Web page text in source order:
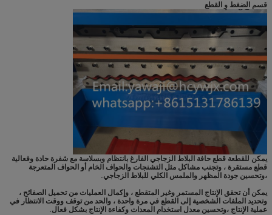
قسم الضغط و القطع
يمكن للقطعة قطع حافة البلاط الزجاجي الفارغ بانتظام وبسلاسة مع شفرة حادة وفعالية
قطع مستقرة ، وتجنب مشاكل مثل التشنجات والحواف الخام أو الحواف المتعرجة
،وتحسين جودة المظهر والملمس الكلي للبلاط الزجاجي.
يمكن أن تحقق الإنتاج المستمر وغير المتقطع ، وإكمال العمليات من تحميل الصفائح ،
وتحديد الملفات الشخصية إلى القطع في مرة واحدة ، والحد من توقف ووقت الانتظار في
عملية الإنتاج ،وتحسين معدل استخدام المعدات وكفاءة الإنتاج بشكل فعال.